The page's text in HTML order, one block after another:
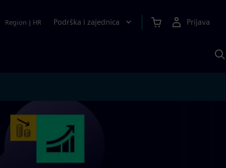
Region | HR Podrška i zajednica
Prijava